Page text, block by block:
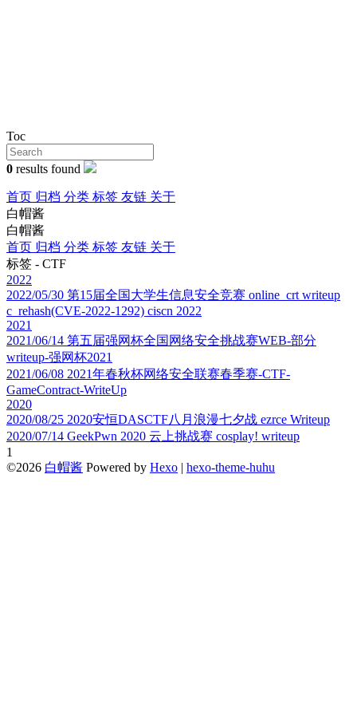
Toc
0 results found
首页 归档 分类 标签 友链 关于
白帽酱
白帽酱
首页 归档 分类 标签 友链 关于
标签 - CTF
2022
2022/05/30 第15届全国大学生信息安全竞赛 online_crt writeup
c_rehash(CVE-2022-1292) ciscn 2022
2021
2021/06/14 第五届强网杯全国网络安全挑战赛WEB-部分
writeup-强网杯2021
2021/06/08 2021年春秋杯网络安全联赛春季赛-CTF-
GameContract-WriteUp
2020
2020/08/25 2020安恒DASCTF八月浪漫七夕战 ezrce Writeup
2020/07/14 GeekPwn 2020 云上挑战赛 cosplay! writeup
1
©2026 白帽酱 Powered by Hexo | hexo-theme-huhu